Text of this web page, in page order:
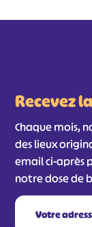
Recevez
Chaque mois,
des lieux
email ci-après
notre dose de